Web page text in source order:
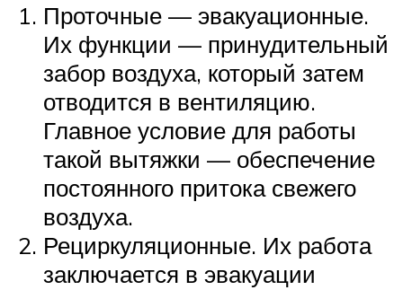
Проточные — эвакуационные.
Их функции — принудительный
забор воздуха, который затем
отводится в вентиляцию.
Главное условие для работы
такой вытяжки — обеспечение
постоянного притока свежего
воздуха.
Рециркуляционные. Их работа
заключается в эвакуации